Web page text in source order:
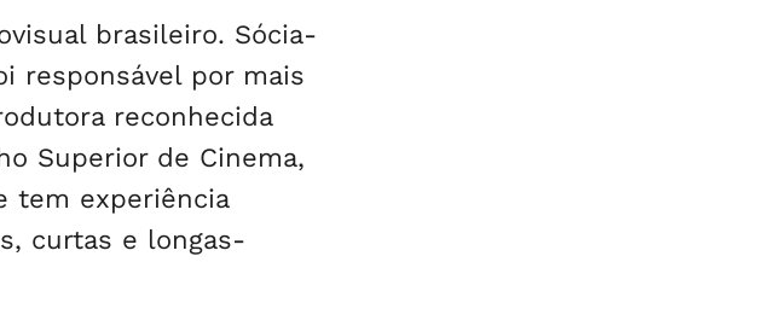
brasileiro. Sócia-
responsável por mais
reconhecida
Superior de Cinema,
tem experiência
curtas e longas-